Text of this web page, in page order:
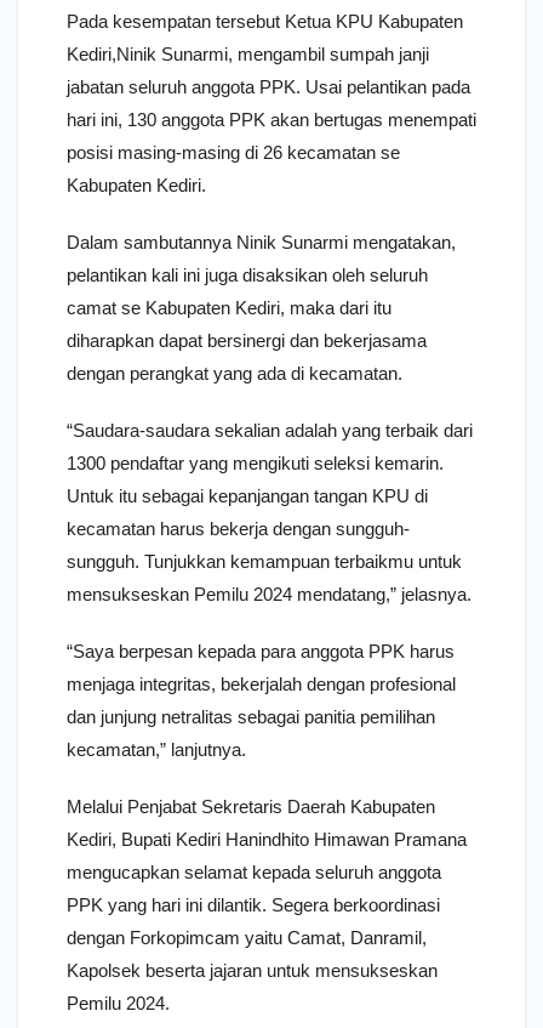
Pada kesempatan tersebut Ketua KPU Kabupaten
Kediri,Ninik Sunarmi, mengambil sumpah janji
jabatan seluruh anggota PPK. Usai pelantikan pada
hari ini, 130 anggota PPK akan bertugas menempati
posisi masing-masing di 26 kecamatan se
Kabupaten Kediri.
Dalam sambutannya Ninik Sunarmi mengatakan,
pelantikan kali ini juga disaksikan oleh seluruh
camat se Kabupaten Kediri, maka dari itu
diharapkan dapat bersinergi dan bekerjasama
dengan perangkat yang ada di kecamatan.
“Saudara-saudara sekalian adalah yang terbaik dari
1300 pendaftar yang mengikuti seleksi kemarin.
Untuk itu sebagai kepanjangan tangan KPU di
kecamatan harus bekerja dengan sungguh-
sungguh. Tunjukkan kemampuan terbaikmu untuk
mensukseskan Pemilu 2024 mendatang,” jelasnya.
“Saya berpesan kepada para anggota PPK harus
menjaga integritas, bekerjalah dengan profesional
dan junjung netralitas sebagai panitia pemilihan
kecamatan,” lanjutnya.
Melalui Penjabat Sekretaris Daerah Kabupaten
Kediri, Bupati Kediri Hanindhito Himawan Pramana
mengucapkan selamat kepada seluruh anggota
PPK yang hari ini dilantik. Segera berkoordinasi
dengan Forkopimcam yaitu Camat, Danramil,
Kapolsek beserta jajaran untuk mensukseskan
Pemilu 2024.